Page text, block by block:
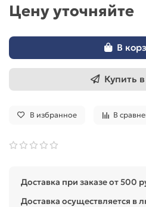
Цену уточняйте
В
Купить
В избранное В
Доставка при заказе от 500
Доставка осуществляется в